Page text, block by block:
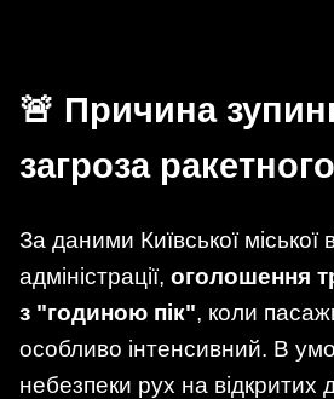
🚨 Причина
загроза
За даними Київської міської
адміністрації, оголошення
з "годиною пік", коли
особливо інтенсивний. В
небезпеки рух на відкритих